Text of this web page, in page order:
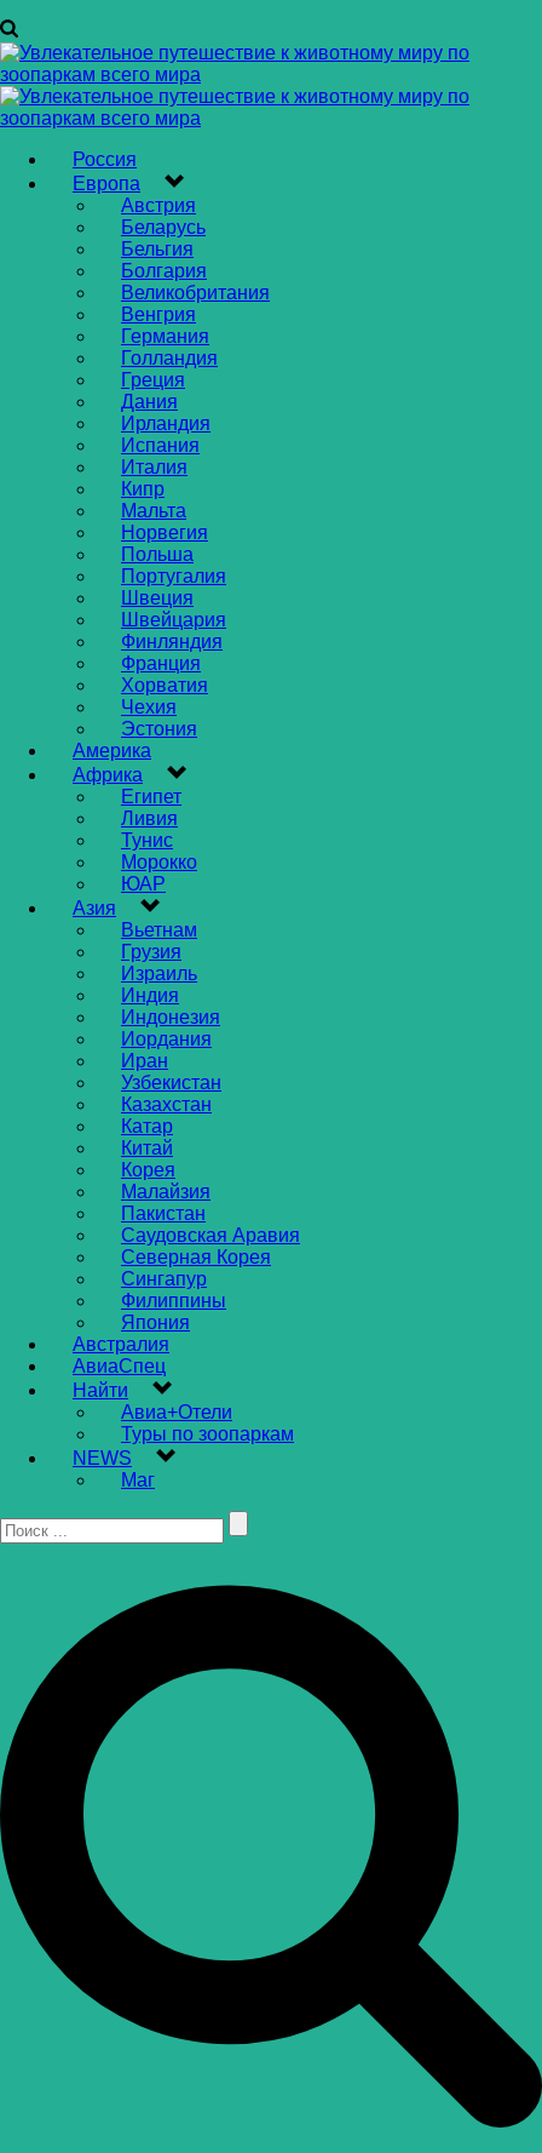
Россия
Европа
Австрия
Беларусь
Бельгия
Болгария
Великобритания
Венгрия
Германия
Голландия
Греция
Дания
Ирландия
Испания
Италия
Кипр
Мальта
Норвегия
Польша
Португалия
Швеция
Швейцария
Финляндия
Франция
Хорватия
Чехия
Эстония
Америка
Африка
Египет
Ливия
Тунис
Морокко
ЮАР
Азия
Вьетнам
Грузия
Израиль
Индия
Индонезия
Иордания
Иран
Узбекистан
Казахстан
Катар
Китай
Корея
Малайзия
Пакистан
Саудовская Аравия
Северная Корея
Сингапур
Филиппины
Япония
Австралия
АвиаСпец
Найти
Авиа+Отели
Туры по зоопаркам
NEWS
Маг